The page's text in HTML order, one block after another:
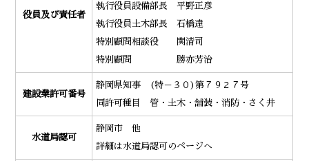
役員及び責任者
執行役員設備部長 平野正彦
執行役員土木部長 石橋達
特別顧問相談役 関清司
特別顧問 勝亦芳治
建設業許可番号
静岡県知事 (特－３０)第７９２７号
同許可種目 管・土木・舗装・消防・さく井
水道局認可
静岡市 他
詳細は水道局認可のページへ